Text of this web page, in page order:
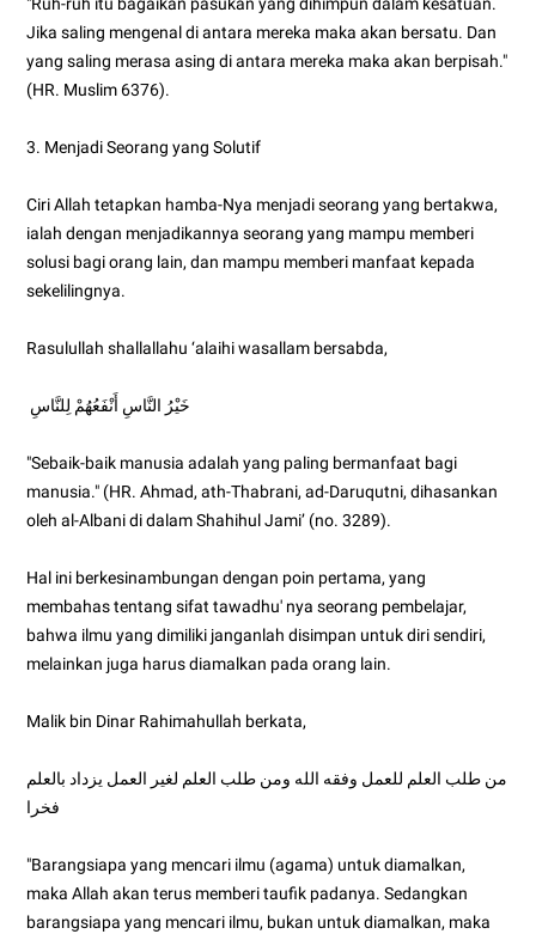
"Ruh-ruh itu bagaikan pasukan yang dihimpun dalam kesatuan.
Jika saling mengenal di antara mereka maka akan bersatu. Dan
yang saling merasa asing di antara mereka maka akan berpisah."
(HR. Muslim 6376).
3. Menjadi Seorang yang Solutif
Ciri Allah tetapkan hamba-Nya menjadi seorang yang bertakwa,
ialah dengan menjadikannya seorang yang mampu memberi
solusi bagi orang lain, dan mampu memberi manfaat kepada
sekelilingnya.
Rasulullah shallallahu ‘alaihi wasallam bersabda,
خَيْرُ النَّاسِ أَنْفَعُهُمْ لِلنَّاسِ
"Sebaik-baik manusia adalah yang paling bermanfaat bagi
manusia." (HR. Ahmad, ath-Thabrani, ad-Daruqutni, dihasankan
oleh al-Albani di dalam Shahihul Jami’ (no. 3289).
Hal ini berkesinambungan dengan poin pertama, yang
membahas tentang sifat tawadhu' nya seorang pembelajar,
bahwa ilmu yang dimiliki janganlah disimpan untuk diri sendiri,
melainkan juga harus diamalkan pada orang lain.
Malik bin Dinar Rahimahullah berkata,
من طلب العلم للعمل وفقه الله ومن طلب العلم لغير العمل يزداد بالعلم
فخرا
"Barangsiapa yang mencari ilmu (agama) untuk diamalkan,
maka Allah akan terus memberi taufik padanya. Sedangkan
barangsiapa yang mencari ilmu, bukan untuk diamalkan, maka